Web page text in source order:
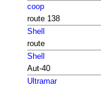
coop
route 138
Shell
route
Shell
Aut-40
Ultramar